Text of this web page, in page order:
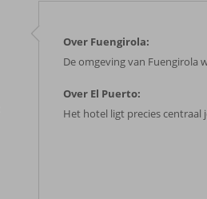
Over Fuengirola:
De omgeving van Fuengirola
Over El Puerto:
Het hotel ligt precies centraal